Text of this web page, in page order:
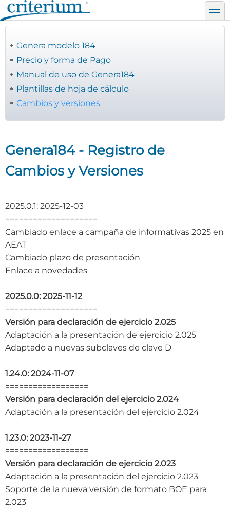
Pasar
al
principal
Genera modelo 184
Precio y forma de Pago
Manual de uso de Genera184
Plantillas de hoja de cálculo
Cambios y versiones
Genera184 - Registro de
Cambios y Versiones
2025.0.1: 2025-12-03
====================
Cambiado enlace a campaña de informativas 2025 en
AEAT
Cambiado plazo de presentación
Enlace a novedades
2025.0.0: 2025-11-12
====================
Versión para declaración de ejercicio 2.025
Adaptación a la presentación de ejercicio 2.025
Adaptado a nuevas subclaves de clave D
1.24.0: 2024-11-07
==================
Versión para declaración del ejercicio 2.024
Adaptación a la presentación del ejercicio 2.024
1.23.0: 2023-11-27
==================
Versión para declaración de ejercicio 2.023
Adaptación a la presentación del ejercicio 2.023
Soporte de la nueva versión de formato BOE para
2.023